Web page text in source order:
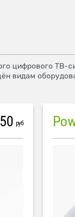
цифрового ТВ-
видам
руб